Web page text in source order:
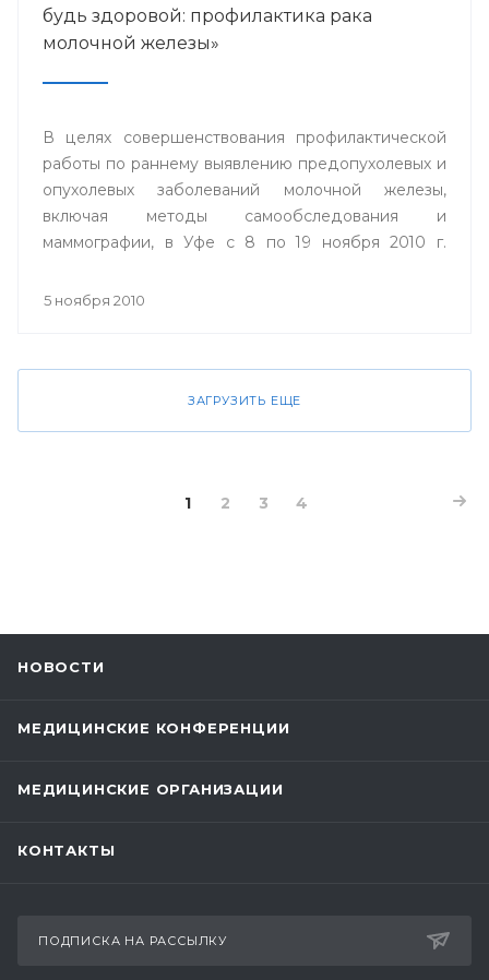
будь здоровой: профилактика рака
молочной железы»
В целях совершенствования профилактической
работы по раннему выявлению предопухолевых и
опухолевых заболеваний молочной железы,
включая методы самообследования и
маммографии, в Уфе с 8 по 19 ноября 2010 г.
профилактика рака молочной железы».
5 ноября 2010
ЗАГРУЗИТЬ ЕЩЕ
1 2 3 4
НОВОСТИ
МЕДИЦИНСКИЕ КОНФЕРЕНЦИИ
МЕДИЦИНСКИЕ ОРГАНИЗАЦИИ
КОНТАКТЫ
ПОДПИСКА НА РАССЫЛКУ